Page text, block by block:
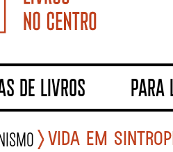
DE LIVROS PARA
VIDA EM